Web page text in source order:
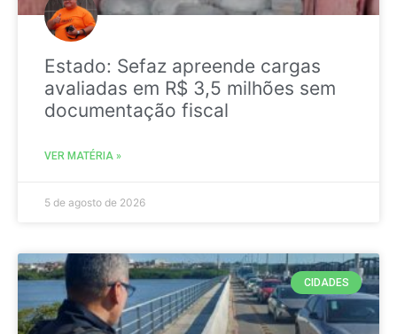
Estado: Sefaz apreende cargas
avaliadas em R$ 3,5 milhões sem
documentação fiscal
VER MATÉRIA »
5 de agosto de 2026
CIDADES